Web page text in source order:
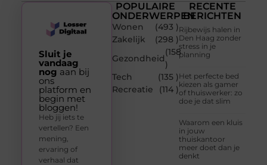
POPULAIRE
ONDERWERPEN
Wonen
(493 )
Zakelijk
(298 )
Gezondheid
(158
)
Tech
(135 )
Recreatie
(114 )
RECENTE
BERICHTEN
Rijbewijs halen in
Den Haag zonder
stress in je
planning
Het perfecte bed
kiezen als gamer
of thuiswerker: zo
doe je dat slim
Waarom een kluis
in jouw
thuiskantoor
meer doet dan je
denkt
Sluit je
vandaag
nog aan bij
ons
platform en
begin met
bloggen!
Heb jij iets te
vertellen? Een
mening,
ervaring of
verhaal dat